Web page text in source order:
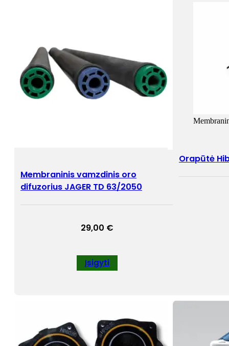
Membraninis vamzdinis oro
difuzorius JAGER TD 63/2050
29,00 €
Įsigyti
Orapūtė